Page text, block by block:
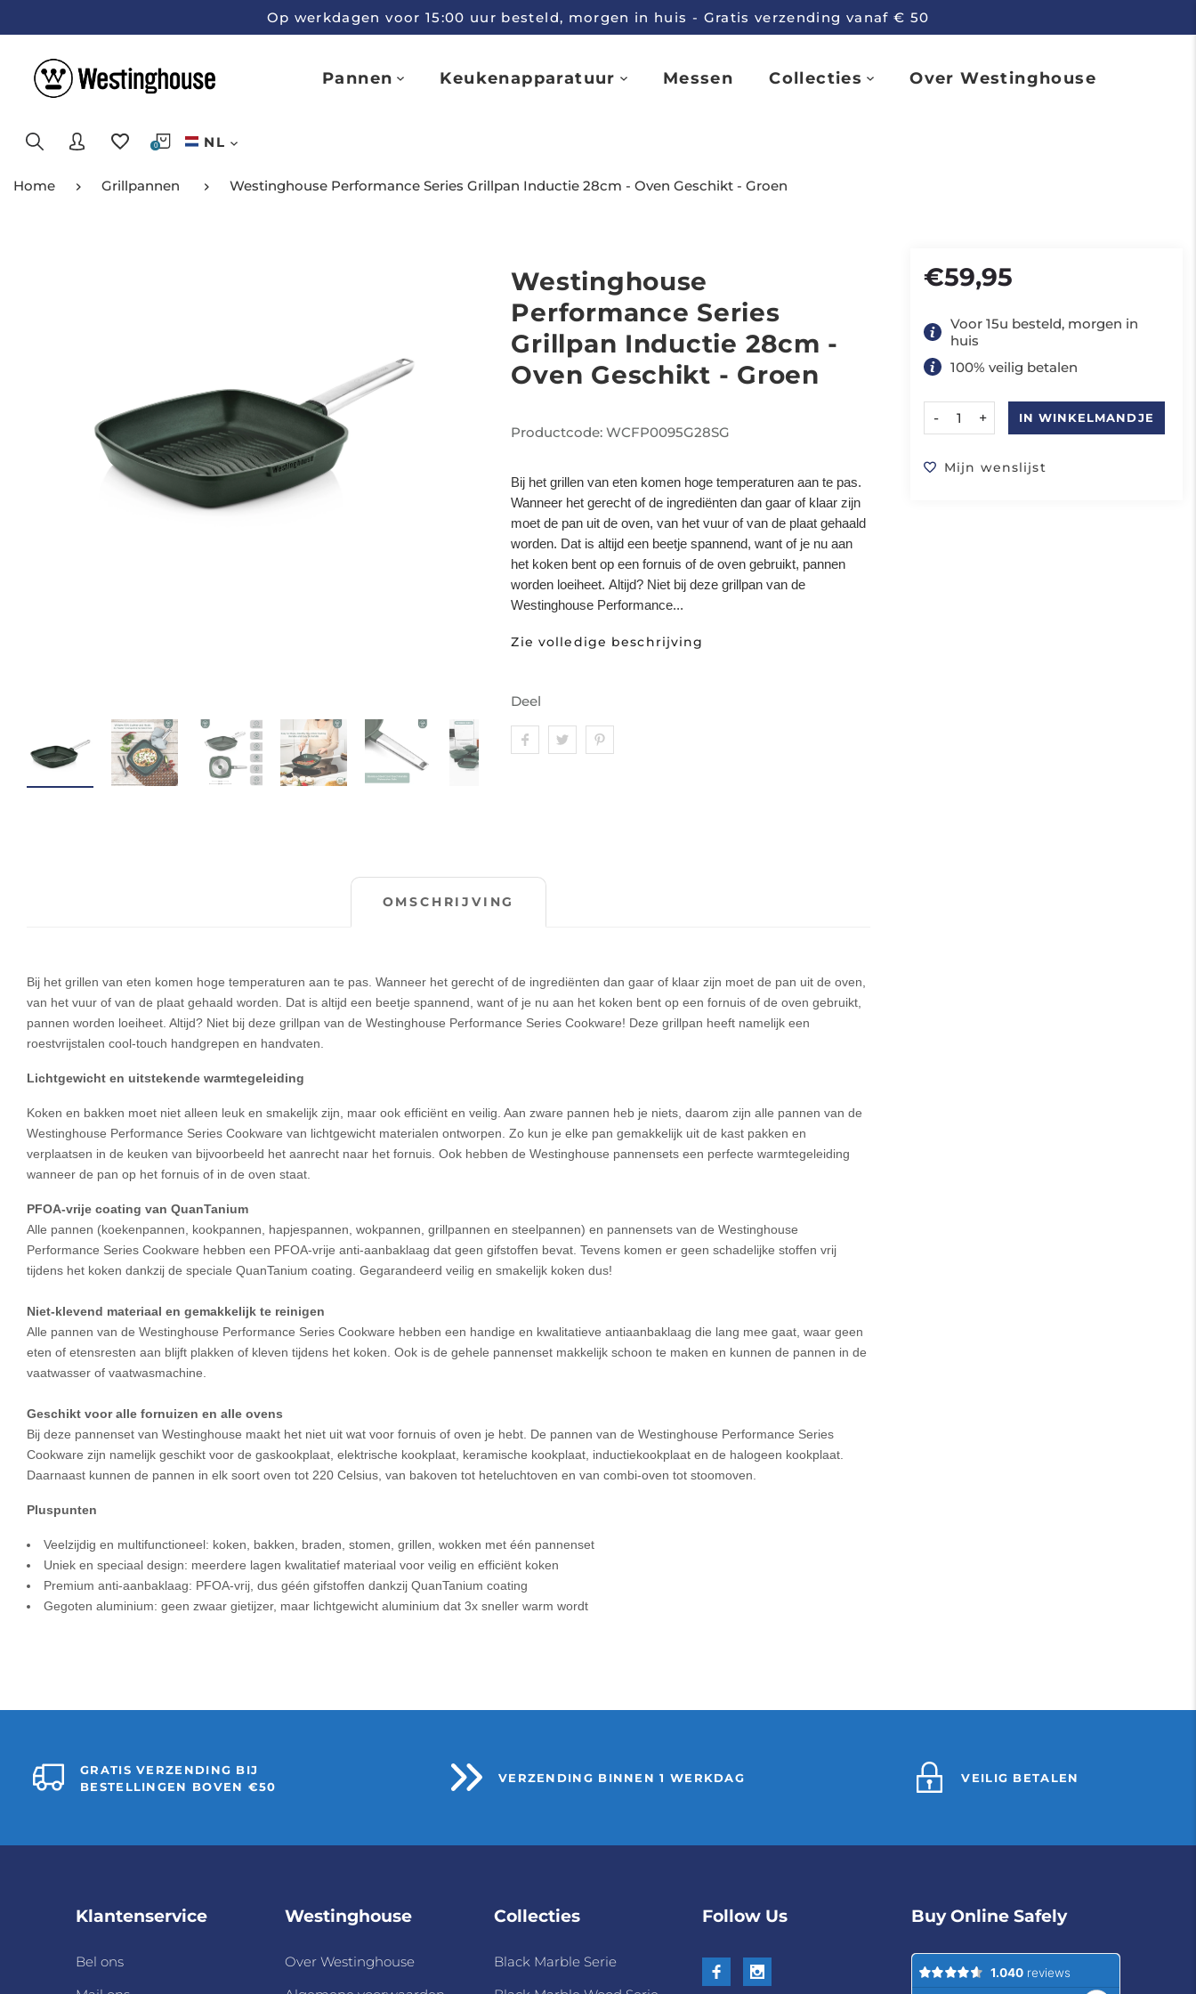
Op werkdagen voor 15:00 uur besteld, morgen in huis - Gratis verzending vanaf € 50
Pannen Keukenapparatuur Messen Collecties Over Westinghouse
0 NL
Home Grillpannen Westinghouse Performance Series Grillpan Inductie 28cm - Oven Geschikt - Groen
Westinghouse
Performance Series
Grillpan Inductie 28cm -
Oven Geschikt - Groen
Productcode:WCFP0095G28SG
Bij het grillen van eten komen hoge temperaturen aan te pas.
Wanneer het gerecht of de ingrediënten dan gaar of klaar zijn
moet de pan uit de oven, van het vuur of van de plaat gehaald
worden. Dat is altijd een beetje spannend, want of je nu aan
het koken bent op een fornuis of de oven gebruikt, pannen
worden loeiheet. Altijd? Niet bij deze grillpan van de
Westinghouse Performance...
Zie volledige beschrijving
Deel
OMSCHRIJVING
Bij het grillen van eten komen hoge temperaturen aan te pas. Wanneer het gerecht of de ingrediënten dan gaar of klaar zijn moet de pan uit de oven,
van het vuur of van de plaat gehaald worden. Dat is altijd een beetje spannend, want of je nu aan het koken bent op een fornuis of de oven gebruikt,
pannen worden loeiheet. Altijd? Niet bij deze grillpan van de Westinghouse Performance Series Cookware! Deze grillpan heeft namelijk een
roestvrijstalen cool-touch handgrepen en handvaten.
Lichtgewicht en uitstekende warmtegeleiding
Koken en bakken moet niet alleen leuk en smakelijk zijn, maar ook efficiënt en veilig. Aan zware pannen heb je niets, daarom zijn alle pannen van de
Westinghouse Performance Series Cookware van lichtgewicht materialen ontworpen. Zo kun je elke pan gemakkelijk uit de kast pakken en
verplaatsen in de keuken van bijvoorbeeld het aanrecht naar het fornuis. Ook hebben de Westinghouse pannensets een perfecte warmtegeleiding
wanneer de pan op het fornuis of in de oven staat.
PFOA-vrije coating van QuanTanium
Alle pannen (koekenpannen, kookpannen, hapjespannen, wokpannen, grillpannen en steelpannen) en pannensets van de Westinghouse
Performance Series Cookware hebben een PFOA-vrije anti-aanbaklaag dat geen gifstoffen bevat. Tevens komen er geen schadelijke stoffen vrij
tijdens het koken dankzij de speciale QuanTanium coating. Gegarandeerd veilig en smakelijk koken dus!
Niet-klevend materiaal en gemakkelijk te reinigen
Alle pannen van de Westinghouse Performance Series Cookware hebben een handige en kwalitatieve antiaanbaklaag die lang mee gaat, waar geen
eten of etensresten aan blijft plakken of kleven tijdens het koken. Ook is de gehele pannenset makkelijk schoon te maken en kunnen de pannen in de
vaatwasser of vaatwasmachine.
Geschikt voor alle fornuizen en alle ovens
Bij deze pannenset van Westinghouse maakt het niet uit wat voor fornuis of oven je hebt. De pannen van de Westinghouse Performance Series
Cookware zijn namelijk geschikt voor de gaskookplaat, elektrische kookplaat, keramische kookplaat, inductiekookplaat en de halogeen kookplaat.
Daarnaast kunnen de pannen in elk soort oven tot 220 Celsius, van bakoven tot heteluchtoven en van combi-oven tot stoomoven.
Pluspunten
Veelzijdig en multifunctioneel: koken, bakken, braden, stomen, grillen, wokken met één pannenset
Uniek en speciaal design: meerdere lagen kwalitatief materiaal voor veilig en efficiënt koken
Premium anti-aanbaklaag: PFOA-vrij, dus géén gifstoffen dankzij QuanTanium coating
Gegoten aluminium: geen zwaar gietijzer, maar lichtgewicht aluminium dat 3x sneller warm wordt
€59,95
Voor 15u besteld, morgen in
huis
100% veilig betalen
- + IN WINKELMANDJE
Mijn wenslijst
GRATIS VERZENDING BIJ
BESTELLINGEN BOVEN €50
VERZENDING BINNEN 1 WERKDAG VEILIG BETALEN
Klantenservice
Bel ons
Westinghouse
Over Westinghouse
Collecties
Black Marble Serie
Follow Us Buy Online Safely